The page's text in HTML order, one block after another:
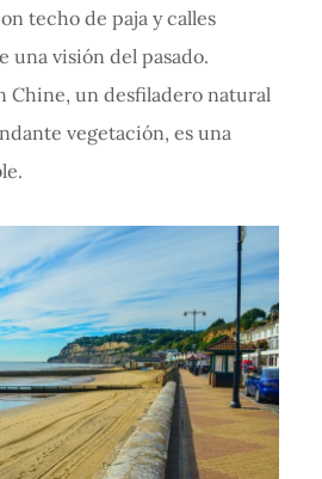
techo de paja y calles
una visión del pasado.
Chine, un desfiladero natural
vegetación, es una